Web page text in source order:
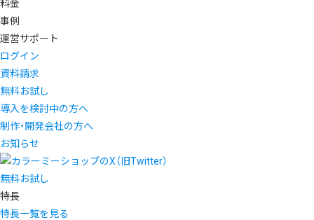
料金
事例
運営サポート
ログイン
資料請求
無料お試し
導入を検討中の方へ
制作・開発会社の方へ
お知らせ
無料お試し
特長
特長一覧を見る